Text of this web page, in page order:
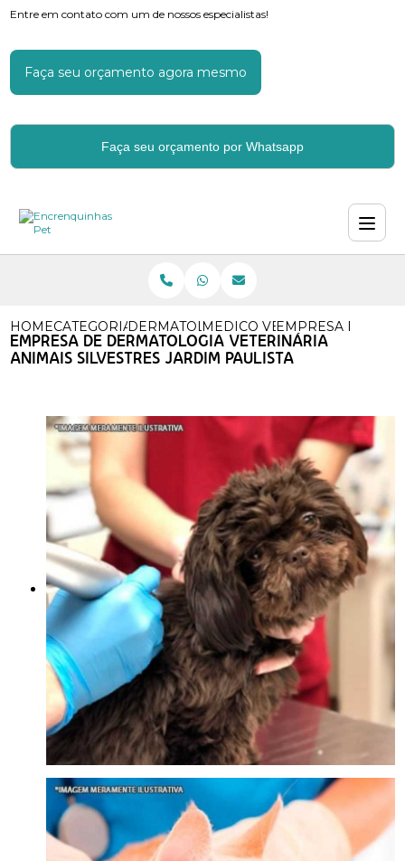
Entre em contato com um de nossos especialistas!
Faça seu orçamento agora mesmo
Faça seu orçamento por Whatsapp
HOMECATEGORIASDERMATOLOGIA VETERINARIA
MEDICO VETERINARIO
EMPRESA DE
EMPRESA DE DERMATOLOGIA VETERINÁRIA
ANIMAIS SILVESTRES JARDIM PAULISTA